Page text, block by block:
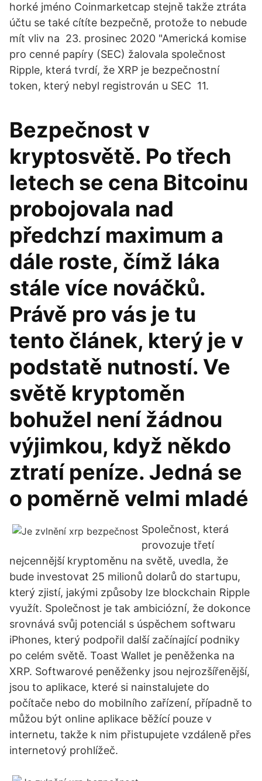
horké jméno Coinmarketcap stejně takže ztráta
účtu se také cítíte bezpečně, protože to nebude
mít vliv na 23. prosinec 2020 "Americká komise
pro cenné papíry (SEC) žalovala společnost
Ripple, která tvrdí, že XRP je bezpečnostní
token, který nebyl registrován u SEC 11.
Bezpečnost v
kryptosvětě. Po třech
letech se cena Bitcoinu
probojovala nad
předchzí maximum a
dále roste, čímž láka
stále více nováčků.
Právě pro vás je tu
tento článek, který je v
podstatě nutností. Ve
světě kryptoměn
bohužel není žádnou
výjimkou, když někdo
ztratí peníze. Jedná se
o poměrně velmi mladé
Společnost, která
provozuje třetí
nejcennější kryptoměnu na světě, uvedla, že
bude investovat 25 milionů dolarů do startupu,
který zjistí, jakými způsoby lze blockchain Ripple
využít. Společnost je tak ambiciózní, že dokonce
srovnává svůj potenciál s úspěchem softwaru
iPhones, který podpořil další začínající podniky
po celém světě. Toast Wallet je peněženka na
XRP. Softwarové peněženky jsou nejrozšířenější,
jsou to aplikace, které si nainstalujete do
počítače nebo do mobilního zařízení, případně to
můžou být online aplikace běžící pouze v
internetu, takže k nim přistupujete vzdáleně přes
internetový prohlížeč.